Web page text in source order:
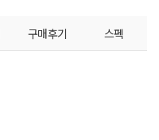
구매후기 스펙